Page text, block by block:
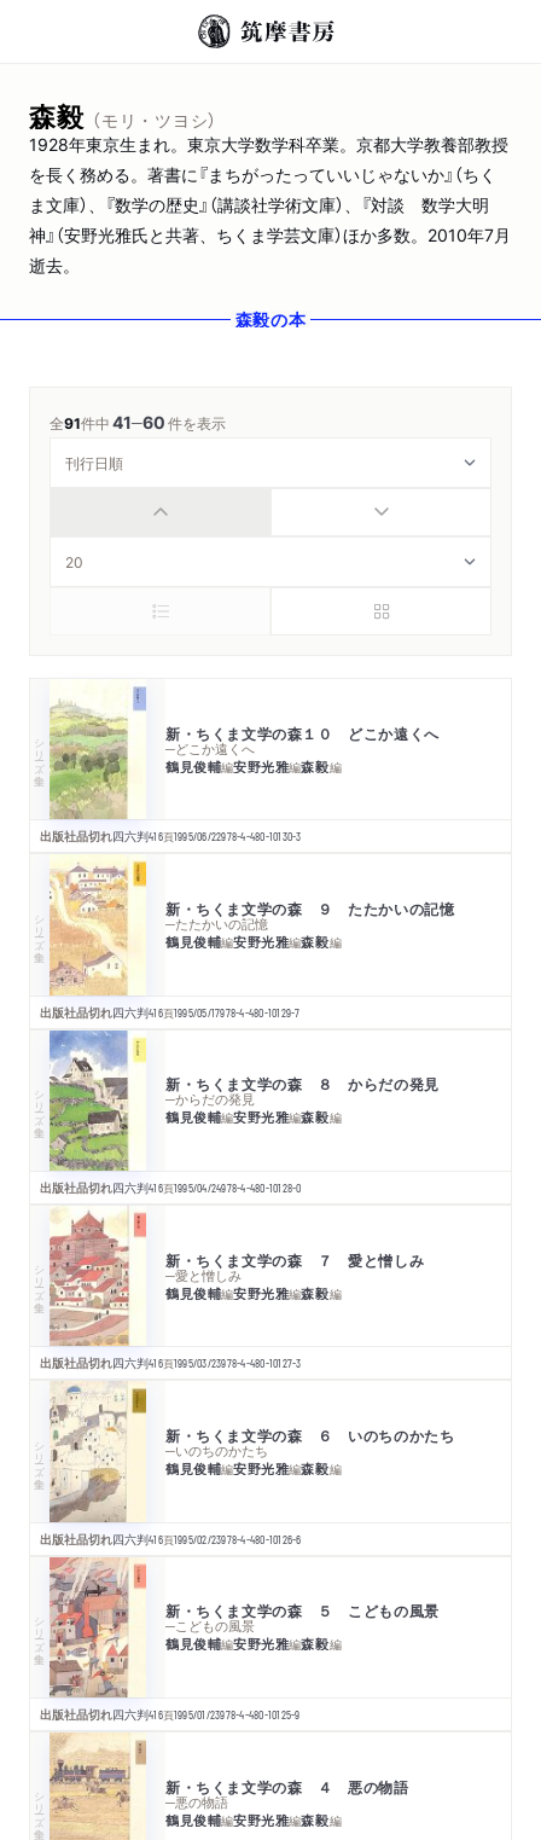
森毅 （モリ・ツヨシ）
1928年東京生まれ。東京大学数学科卒業。京都大学教養部教授
を長く務める。著書に『まちがったっていいじゃないか』（ちく
ま文庫）、『数学の歴史』（講談社学術文庫）、『対談 数学大明
神』（安野光雅氏と共著、ちくま学芸文庫）ほか多数。2010年7月
逝去。
森毅の本
全91件中41─60件を表示
シリーズ・全集 新・ちくま文学の森１０ どこか遠くへ
─どこか遠くへ
鶴見俊輔編安野光雅編森毅編
出版社品切れ四六判416頁1995/06/22978-4-480-10130-3
シリーズ・全集 新・ちくま文学の森 ９ たたかいの記憶
─たたかいの記憶
鶴見俊輔編安野光雅編森毅編
出版社品切れ四六判416頁1995/05/17978-4-480-10129-7
シリーズ・全集 新・ちくま文学の森 ８ からだの発見
─からだの発見
鶴見俊輔編安野光雅編森毅編
出版社品切れ四六判416頁1995/04/24978-4-480-10128-0
シリーズ・全集 新・ちくま文学の森 ７ 愛と憎しみ
─愛と憎しみ
鶴見俊輔編安野光雅編森毅編
出版社品切れ四六判416頁1995/03/23978-4-480-10127-3
シリーズ・全集 新・ちくま文学の森 ６ いのちのかたち
─いのちのかたち
鶴見俊輔編安野光雅編森毅編
出版社品切れ四六判416頁1995/02/23978-4-480-10126-6
シリーズ・全集 新・ちくま文学の森 ５ こどもの風景
─こどもの風景
鶴見俊輔編安野光雅編森毅編
出版社品切れ四六判416頁1995/01/23978-4-480-10125-9
シリーズ・全集 新・ちくま文学の森 ４ 悪の物語
─悪の物語
鶴見俊輔編安野光雅編森毅編